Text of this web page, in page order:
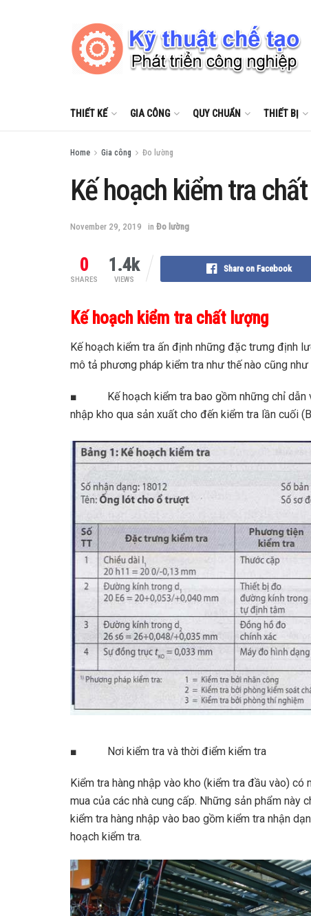
THIẾT KẾ GIA CÔNG QUY CHUẨN THIẾT BỊ
Home Gia công Đo lường
Kế hoạch kiểm tra
November 29, 2019 in Đo lường
0
SHARES
1.4k
VIEWS
Share on Facebook
Kế hoạch kiểm tra chất lượng
Kế hoạch kiểm tra ấn định những đặc trưng định
mô tả phương pháp kiểm tra như thế nào cũng
■ Kế hoạch kiểm tra bao gồm những chỉ dẫn
nhập kho qua sản xuất cho đến kiểm tra lần cuối
■ Nơi kiểm tra và thời điểm kiểm tra
Kiểm tra hàng nhập vào kho (kiểm tra đầu vào)
mua của các nhà cung cấp. Những sản phẩm
kiểm tra hàng nhập vào bao gồm kiểm tra nhận
hoạch kiểm tra.